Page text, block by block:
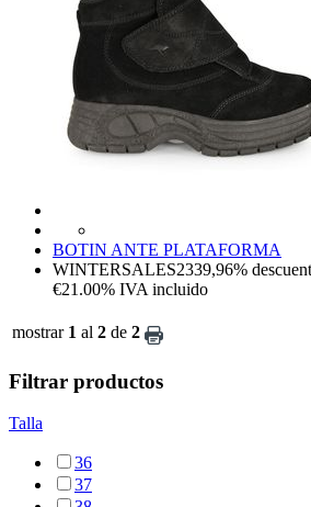
BOTIN ANTE PLATAFORMA
WINTERSALES2339,96%
€21.00% IVA incluido
mostrar 1 al 2 de 2
Filtrar productos
Talla
36
37